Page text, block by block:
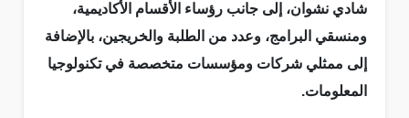
شادي نشوان، إلى جانب رؤساء الأقسام الأكاديمية،
ومنسقي البرامج، وعدد من الطلبة والخريجين، بالإضافة
إلى ممثلي شركات ومؤسسات متخصصة في تكنولوجيا
المعلومات.